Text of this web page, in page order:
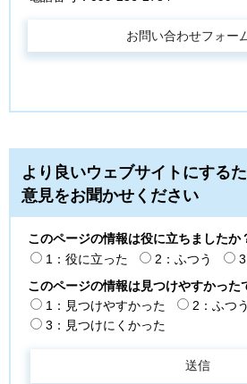
より良いウェブサイトにする
意見をお聞かせください
このページの情報は役に立ちましたか
1：役に立った
2：ふつう
このページの情報は見つけやすかった
1：見つけやすかった
2：ふつう
3：見つけにくかった